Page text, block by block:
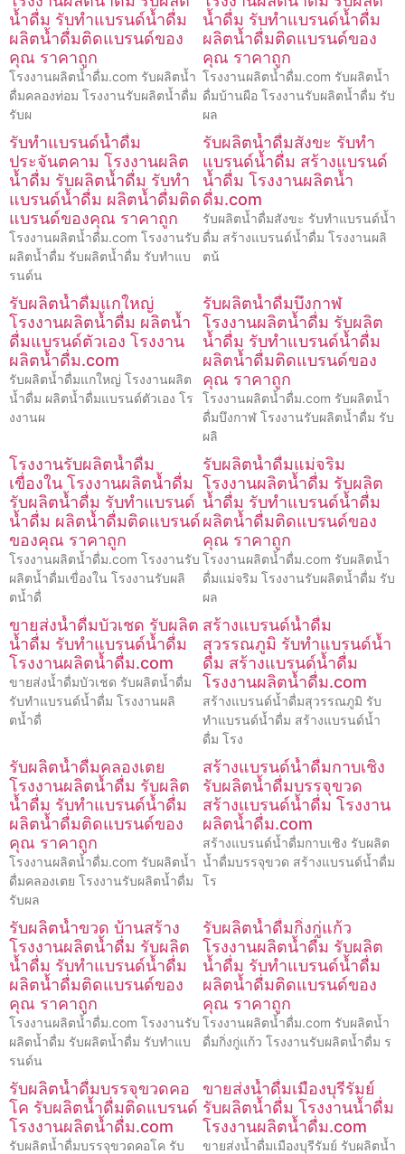
น้ำดื่ม รับทำแบรนด์น้ำดื่ม
ผลิตน้ำดื่มติดแบรนด์ของ
คุณ ราคาถูก
โรงงานผลิตน้ำดื่ม.com รับผลิตน้ำ
ดื่มคลองท่อม โรงงานรับผลิตน้ำดื่ม
รับผ
น้ำดื่ม รับทำแบรนด์น้ำดื่ม
ผลิตน้ำดื่มติดแบรนด์ของ
คุณ ราคาถูก
โรงงานผลิตน้ำดื่ม.com รับผลิตน้ำ
ดื่มบ้านผือ โรงงานรับผลิตน้ำดื่ม รับ
ผล
รับทำแบรนด์น้ำดื่ม
ประจันตคาม โรงงานผลิต
น้ำดื่ม รับผลิตน้ำดื่ม รับทำ
แบรนด์น้ำดื่ม ผลิตน้ำดื่มติด
แบรนด์ของคุณ ราคาถูก
โรงงานผลิตน้ำดื่ม.com โรงงานรับ
ผลิตน้ำดื่ม รับผลิตน้ำดื่ม รับทำแบ
รนด์น
รับผลิตน้ำดื่มสังขะ รับทำ
แบรนด์น้ำดื่ม สร้างแบรนด์
น้ำดื่ม โรงงานผลิตน้ำ
ดื่ม.com
รับผลิตน้ำดื่มสังขะ รับทำแบรนด์น้ำ
ดื่ม สร้างแบรนด์น้ำดื่ม โรงงานผลิ
ตน้
รับผลิตน้ำดื่มแกใหญ่
โรงงานผลิตน้ำดื่ม ผลิตน้ำ
ดื่มแบรนด์ตัวเอง โรงงาน
ผลิตน้ำดื่ม.com
รับผลิตน้ำดื่มแกใหญ่ โรงงานผลิต
น้ำดื่ม ผลิตน้ำดื่มแบรนด์ตัวเอง โร
งงานผ
รับผลิตน้ำดื่มบึงกาฬ
โรงงานผลิตน้ำดื่ม รับผลิต
น้ำดื่ม รับทำแบรนด์น้ำดื่ม
ผลิตน้ำดื่มติดแบรนด์ของ
คุณ ราคาถูก
โรงงานผลิตน้ำดื่ม.com รับผลิตน้ำ
ดื่มบึงกาฬ โรงงานรับผลิตน้ำดื่ม รับ
ผลิ
โรงงานรับผลิตน้ำดื่ม
เขื่องใน โรงงานผลิตน้ำดื่ม
รับผลิตน้ำดื่ม รับทำแบรนด์
น้ำดื่ม ผลิตน้ำดื่มติดแบรนด์
ของคุณ ราคาถูก
โรงงานผลิตน้ำดื่ม.com โรงงานรับ
ผลิตน้ำดื่มเขื่องใน โรงงานรับผลิ
ตน้ำดื่
รับผลิตน้ำดื่มแม่จริม
โรงงานผลิตน้ำดื่ม รับผลิต
น้ำดื่ม รับทำแบรนด์น้ำดื่ม
ผลิตน้ำดื่มติดแบรนด์ของ
คุณ ราคาถูก
โรงงานผลิตน้ำดื่ม.com รับผลิตน้ำ
ดื่มแม่จริม โรงงานรับผลิตน้ำดื่ม รับ
ผล
ขายส่งน้ำดื่มบัวเชด รับผลิต
น้ำดื่ม รับทำแบรนด์น้ำดื่ม
โรงงานผลิตน้ำดื่ม.com
ขายส่งน้ำดื่มบัวเชด รับผลิตน้ำดื่ม
รับทำแบรนด์น้ำดื่ม โรงงานผลิ
ตน้ำดื่
สร้างแบรนด์น้ำดื่ม
สุวรรณภูมิ รับทำแบรนด์น้ำ
ดื่ม สร้างแบรนด์น้ำดื่ม
โรงงานผลิตน้ำดื่ม.com
สร้างแบรนด์น้ำดื่มสุวรรณภูมิ รับ
ทำแบรนด์น้ำดื่ม สร้างแบรนด์น้ำ
ดื่ม โรง
รับผลิตน้ำดื่มคลองเตย
โรงงานผลิตน้ำดื่ม รับผลิต
น้ำดื่ม รับทำแบรนด์น้ำดื่ม
ผลิตน้ำดื่มติดแบรนด์ของ
คุณ ราคาถูก
โรงงานผลิตน้ำดื่ม.com รับผลิตน้ำ
ดื่มคลองเตย โรงงานรับผลิตน้ำดื่ม
รับผล
สร้างแบรนด์น้ำดื่มกาบเชิง
รับผลิตน้ำดื่มบรรจุขวด
สร้างแบรนด์น้ำดื่ม โรงงาน
ผลิตน้ำดื่ม.com
สร้างแบรนด์น้ำดื่มกาบเชิง รับผลิต
น้ำดื่มบรรจุขวด สร้างแบรนด์น้ำดื่ม
โร
รับผลิตน้ำขวด บ้านสร้าง
โรงงานผลิตน้ำดื่ม รับผลิต
น้ำดื่ม รับทำแบรนด์น้ำดื่ม
ผลิตน้ำดื่มติดแบรนด์ของ
คุณ ราคาถูก
โรงงานผลิตน้ำดื่ม.com โรงงานรับ
ผลิตน้ำดื่ม รับผลิตน้ำดื่ม รับทำแบ
รนด์น
รับผลิตน้ำดื่มกิ่งกู่แก้ว
โรงงานผลิตน้ำดื่ม รับผลิต
น้ำดื่ม รับทำแบรนด์น้ำดื่ม
ผลิตน้ำดื่มติดแบรนด์ของ
คุณ ราคาถูก
โรงงานผลิตน้ำดื่ม.com รับผลิตน้ำ
ดื่มกิ่งกู่แก้ว โรงงานรับผลิตน้ำดื่ม ร
รับผลิตน้ำดื่มบรรจุขวดคอ
โค รับผลิตน้ำดื่มติดแบรนด์
โรงงานผลิตน้ำดื่ม.com
รับผลิตน้ำดื่มบรรจุขวดคอโค รับ
ขายส่งน้ำดื่มเมืองบุรีรัมย์
รับผลิตน้ำดื่ม โรงงานน้ำดื่ม
โรงงานผลิตน้ำดื่ม.com
ขายส่งน้ำดื่มเมืองบุรีรัมย์ รับผลิตน้ำ